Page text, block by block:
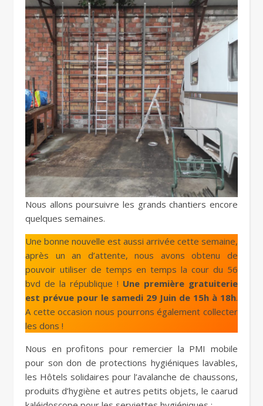
Nous allons poursuivre les grands chantiers encore
quelques semaines.
Une bonne nouvelle est aussi arrivée cette semaine,
après un an d’attente, nous avons obtenu de
pouvoir utiliser de temps en temps la cour du 56
bvd de la république ! Une première gratuiterie
est prévue pour le samedi 29 Juin de 15h à 18h.
A cette occasion nous pourrons également collecter
les dons !
Nous en profitons pour remercier la PMI mobile
pour son don de protections hygiéniques lavables,
les Hôtels solidaires pour l’avalanche de chaussons,
produits d’hygiène et autres petits objets, le caarud